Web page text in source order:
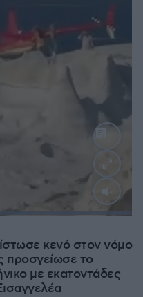
:
κενό στον νόμο
προσγείωσε το
με εκατοντάδες